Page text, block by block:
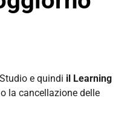
e quindi il Learning
la cancellazione delle